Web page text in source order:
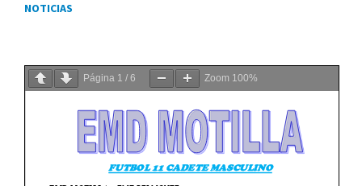
NOTICIAS
Página 1 / 6 Zoom 100%